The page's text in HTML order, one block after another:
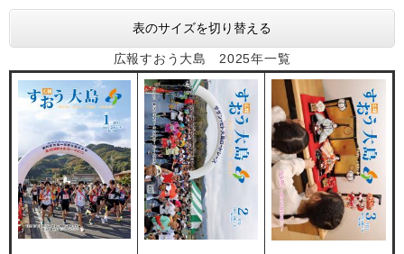
表のサイズを切り替える
広報すおう大島 2025年一覧